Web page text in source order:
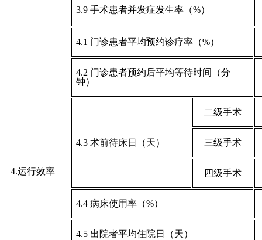
3.9 手术患者并发症发生率（%）
4.运行效率
4.1 门诊患者平均预约诊疗率（%）
4.2 门诊患者预约后平均等待时间（分
钟）
4.3 术前待床日（天）
二级手术
三级手术
四级手术
4.4 病床使用率（%）
4.5 出院者平均住院日（天）